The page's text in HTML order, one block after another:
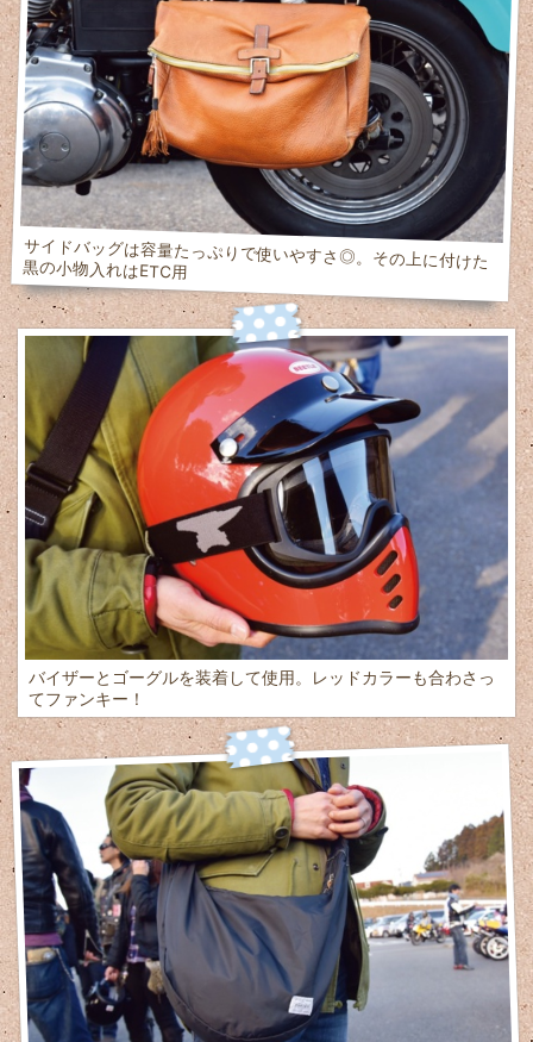
サイドバッグは容量たっぷりで使いやすさ◎。その上に付けた
黒の小物入れはETC用
バイザーとゴーグルを装着して使用。レッドカラーも合わさっ
てファンキー！